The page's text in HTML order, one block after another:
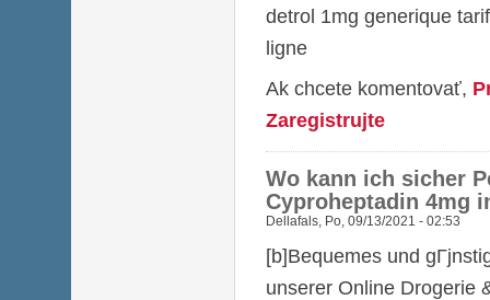
detrol 1mg generique
ligne
Ak chcete komentovať,
Zaregistrujte
Wo kann ich sicher
Cyproheptadin 4mg
Dellafals, Po, 09/13/2021 - 02:53
[b]Bequemes und
unserer Online Drogerie